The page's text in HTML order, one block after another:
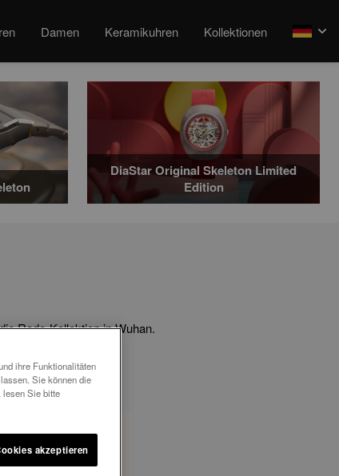
Damen Keramikuhren Kollektionen arrow
DiaStar Original Skeleton Limited
Edition
Rado-Kollektion in Wuhan.
ihre Funktionalitäten
Sie können die
lesen Sie bitte
akzeptieren